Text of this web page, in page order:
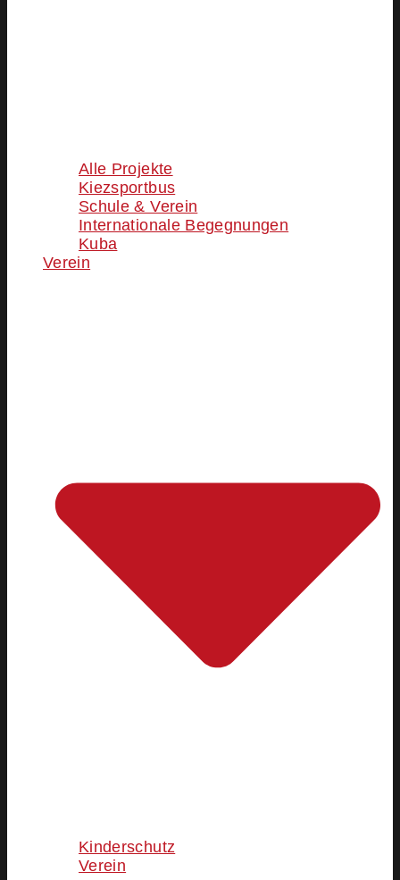
Alle Projekte
Kiezsportbus
Schule & Verein
Internationale Begegnungen
Kuba
Verein
Kinderschutz
Verein